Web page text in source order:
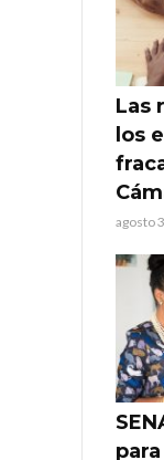
Las
los
agosto